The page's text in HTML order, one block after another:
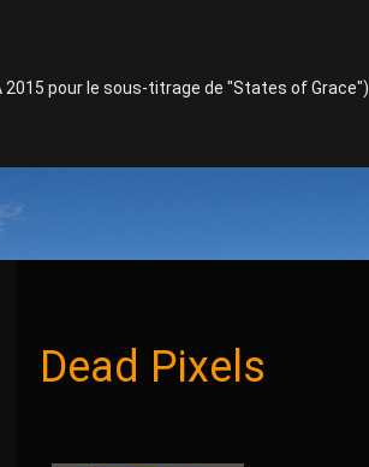
pour le sous-titrage de "States of Grace")
Dead Pixels